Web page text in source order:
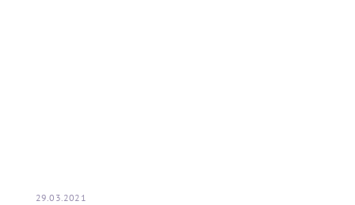
29.03.2021